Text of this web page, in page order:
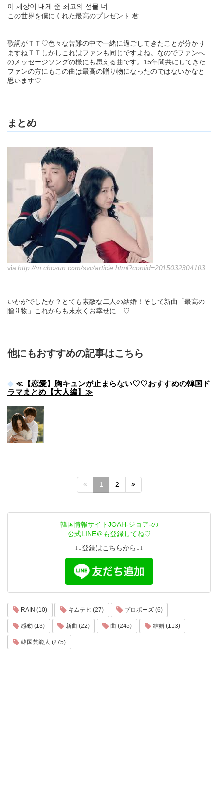
이 세상이 내게 준 최고의 선물 너
この世界を僕にくれた最高のプレゼント 君
歌詞がＴＴ♡色々な苦難の中で一緒に過ごしてきたことが分かり
ますねＴＴしかしこれはファンも同じですよね。なのでファンへ
のメッセージソングの様にも思える曲です。15年間共にしてきた
ファンの方にもこの曲は最高の贈り物になったのではないかなと
思います♡
まとめ
via http://m.chosun.com/svc/article.html?contid=2015032304103
いかがでしたか？とても素敵な二人の結婚！そして新曲「最高の
贈り物」これからも末永くお幸せに…♡
他にもおすすめの記事はこちら
≪【恋愛】胸キュンが止まらない♡♡おすすめの韓国ド
ラマまとめ【大人編】≫
1 2
韓国情報サイトJOAH-ジョア-の
公式LINE＠も登録してね♡
↓↓登録はこちらから↓↓
RAIN (10) キムテヒ (27) プロポーズ (6)
感動 (13) 新曲 (22) 曲 (245) 結婚 (113)
韓国芸能人 (275)